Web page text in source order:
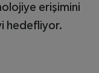
erişimini
hedefliyor.